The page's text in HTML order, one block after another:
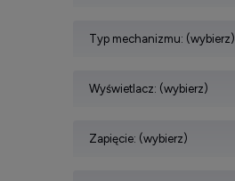
Typ mechanizmu: (wybierz)
Wyświetlacz: (wybierz)
Zapięcie: (wybierz)